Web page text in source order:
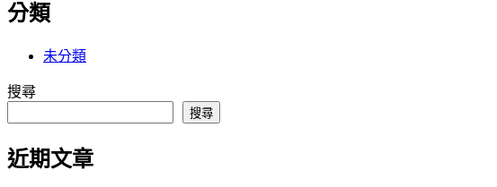
分類
未分類
搜尋
搜尋
近期文章